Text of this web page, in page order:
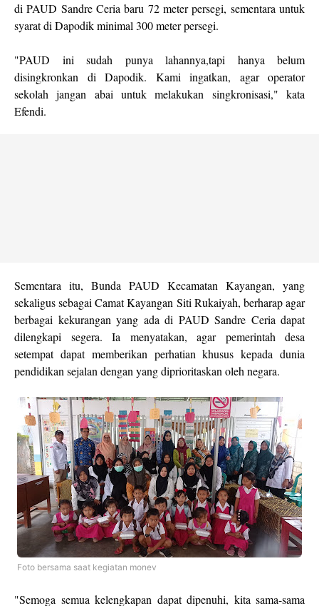
di PAUD Sandre Ceria baru 72 meter persegi, sementara untuk
syarat di Dapodik minimal 300 meter persegi.
"PAUD ini sudah punya lahannya,tapi hanya belum
disingkronkan di Dapodik. Kami ingatkan, agar operator
sekolah jangan abai untuk melakukan singkronisasi," kata
Efendi.
Sementara itu, Bunda PAUD Kecamatan Kayangan, yang
sekaligus sebagai Camat Kayangan Siti Rukaiyah, berharap agar
berbagai kekurangan yang ada di PAUD Sandre Ceria dapat
dilengkapi segera. Ia menyatakan, agar pemerintah desa
setempat dapat memberikan perhatian khusus kepada dunia
pendidikan sejalan dengan yang diprioritaskan oleh negara.
Foto bersama saat kegiatan monev
"Semoga semua kelengkapan dapat dipenuhi, kita sama-sama